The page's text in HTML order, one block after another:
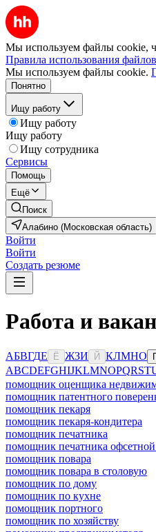
Мы используем файлы cookie,
Правила использования
Мы используем файлы cookie.
Понятно
Ищу работу
Ищу работу
Ищу работу
Ищу сотрудника
Сервисы
Помощь
Ещё
Поиск
Алабино (Московская область)
Войти
Войти
Создать резюме
Работа и
АБВГДЕ Ё ЖЗИ Й КЛМНО
ABCDEFGHIJKLMNOPQRST
помощник оценщика
помощник патентного
помощник пекаря
помощник пекаря-кондитера
помощник печатника
помощник печатника офсетной
помощник повара
помощник повара в столовую
помощник по дому
помощник по кухне
помощник портного
помощник по хозяйству